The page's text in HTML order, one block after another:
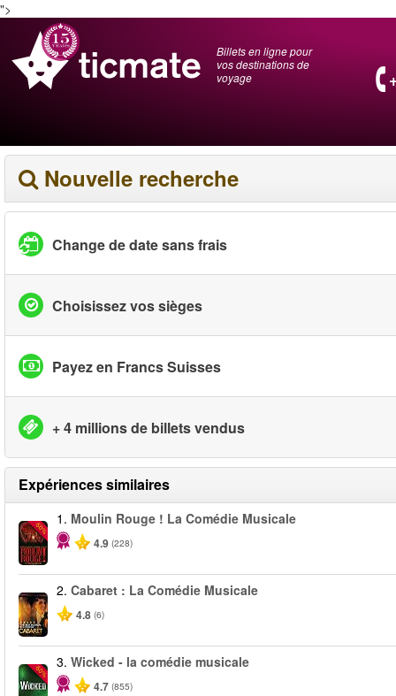
">
Billets en ligne pour
vos destinations de
voyage
Nouvelle recherche
Change de date sans frais
Choisissez vos sièges
Payez en Francs Suisses
+ 4 millions de billets vendus
Expériences similaires
-50%
1. Moulin Rouge ! La Comédie Musicale
4.9 (228)
2. Cabaret : La Comédie Musicale
4.8 (6)
-50%
3. Wicked - la comédie musicale
4.7 (855)